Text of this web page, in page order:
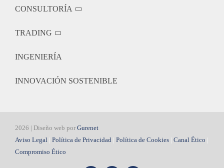
CONSULTORÍA
TRADING
INGENIERÍA
INNOVACIÓN SOSTENIBLE
2026 | Diseño web por Gurenet
Aviso Legal
Política de Privacidad Política de Cookies| Canal Ético
Compromiso Ético